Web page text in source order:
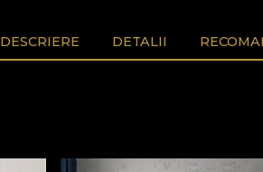
DESCRIERE DETALII